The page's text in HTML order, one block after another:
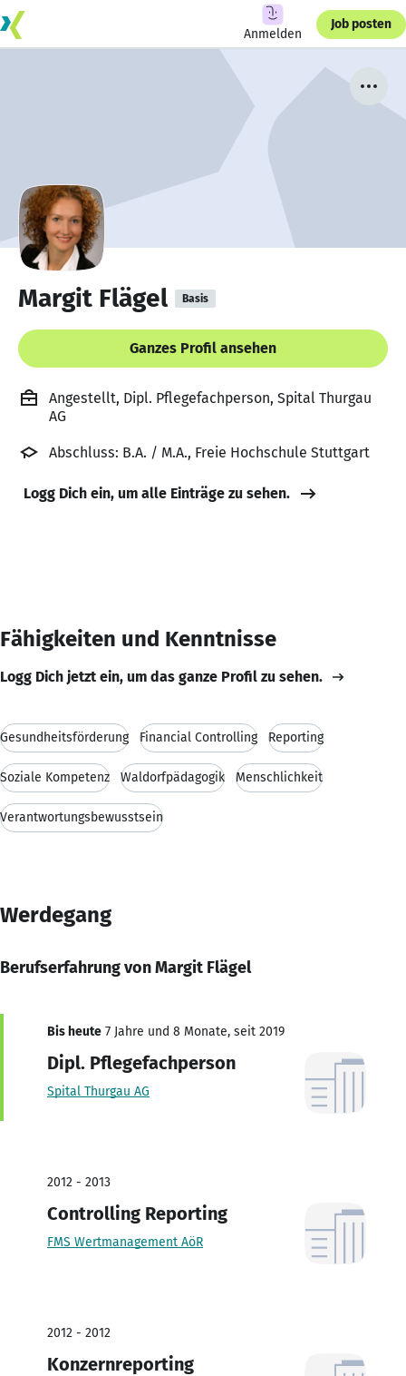
Anmelden
Job posten
Margit Flägel Basis
Ganzes Profil ansehen
Angestellt, Dipl. Pflegefachperson, Spital Thurgau
AG
Abschluss: B.A. / M.A., Freie Hochschule Stuttgart
Logg Dich ein, um alle Einträge zu sehen.
Fähigkeiten und Kenntnisse
Logg Dich jetzt ein, um das ganze Profil zu sehen.
Gesundheitsförderung Financial Controlling Reporting
Soziale Kompetenz Waldorfpädagogik Menschlichkeit
Verantwortungsbewusstsein
Werdegang
Berufserfahrung von Margit Flägel
Bis heute 7 Jahre und 8 Monate, seit 2019
Dipl. Pflegefachperson
Spital Thurgau AG
2012 - 2013
Controlling Reporting
FMS Wertmanagement AöR
2012 - 2012
Konzernreporting